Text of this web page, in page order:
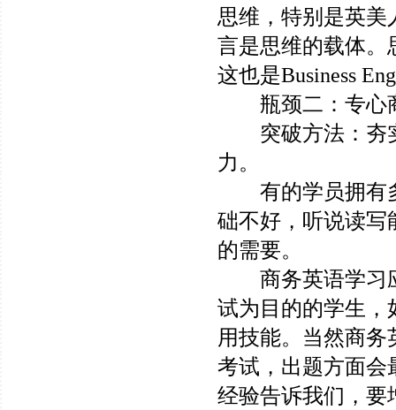
思维，特别是英美
言是思维的载体。
这也是Business
瓶颈二：专心
突破方法：夯实
力。
有的学员拥有多
础不好，听说读写
的需要。
商务英语学习应
试为目的的学生，
用技能。当然商务
考试，出题方面会
经验告诉我们，要